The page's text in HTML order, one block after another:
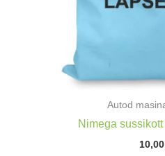
Autod
Nimega
10,00